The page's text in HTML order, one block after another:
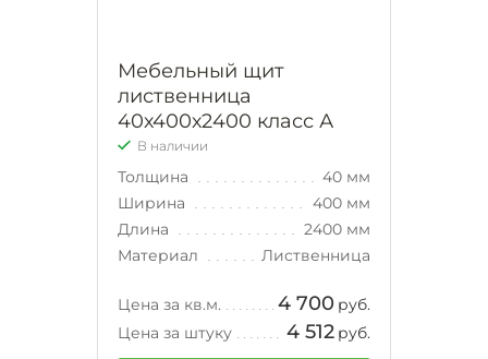
Мебельный щит
лиственница
40х400х2400 класс А
В наличии
Толщина
40 мм
Ширина
400 мм
Длина
2400 мм
Материал
Лиственница
Цена за кв.м. 4 700 руб.
Цена за штуку
4 512 руб.